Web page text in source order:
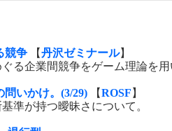
競争 【丹沢ゼミナール】
る企業間競争をゲーム理論を
問いかけ。(3/29) 【ROSF 】
準が持つ曖昧さについて。